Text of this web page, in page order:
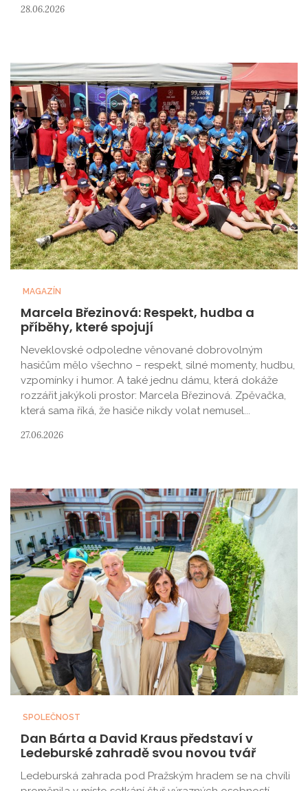
28.06.2026
MAGAZÍN
Marcela Březinová: Respekt, hudba a
příběhy, které spojují
Neveklovské odpoledne věnované dobrovolným
hasičům mělo všechno – respekt, silné momenty, hudbu,
vzpomínky i humor. A také jednu dámu, která dokáže
rozzářit jakýkoli prostor: Marcela Březinová. Zpěvačka,
která sama říká, že hasiče nikdy volat nemusel...
27.06.2026
SPOLEČNOST
Dan Bárta a David Kraus představí v
Ledeburské zahradě svou novou tvář
Ledeburská zahrada pod Pražským hradem se na chvíli